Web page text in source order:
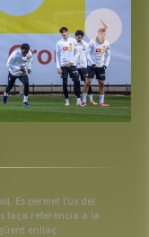
Es permet l'ús del
faça referència a la
enllaç: